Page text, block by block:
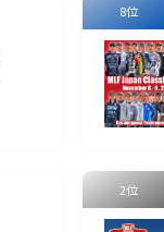
8位
2位